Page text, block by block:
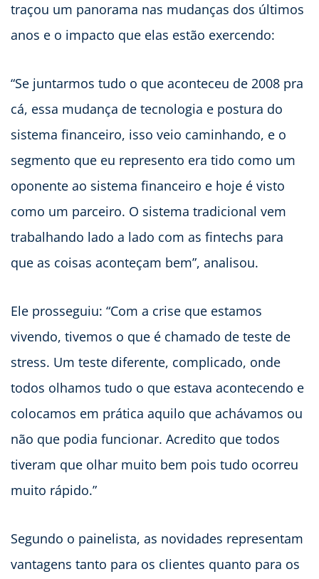
traçou um panorama nas mudanças dos últimos
anos e o impacto que elas estão exercendo:
“Se juntarmos tudo o que aconteceu de 2008 pra
cá, essa mudança de tecnologia e postura do
sistema financeiro, isso veio caminhando, e o
segmento que eu represento era tido como um
oponente ao sistema financeiro e hoje é visto
como um parceiro. O sistema tradicional vem
trabalhando lado a lado com as fintechs para
que as coisas aconteçam bem”, analisou.
Ele prosseguiu: “Com a crise que estamos
vivendo, tivemos o que é chamado de teste de
stress. Um teste diferente, complicado, onde
todos olhamos tudo o que estava acontecendo e
colocamos em prática aquilo que achávamos ou
não que podia funcionar. Acredito que todos
tiveram que olhar muito bem pois tudo ocorreu
muito rápido.”
Segundo o painelista, as novidades representam
vantagens tanto para os clientes quanto para os